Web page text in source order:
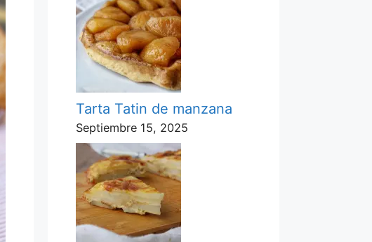
Tarta Tatin de manzana
Septiembre 15, 2025